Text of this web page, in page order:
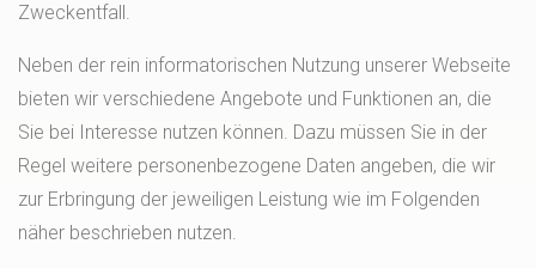
Zweckentfall.
Neben der rein informatorischen Nutzung unserer Webseite
bieten wir verschiedene Angebote und Funktionen an, die
Sie bei Interesse nutzen können. Dazu müssen Sie in der
Regel weitere personenbezogene Daten angeben, die wir
zur Erbringung der jeweiligen Leistung wie im Folgenden
näher beschrieben nutzen.